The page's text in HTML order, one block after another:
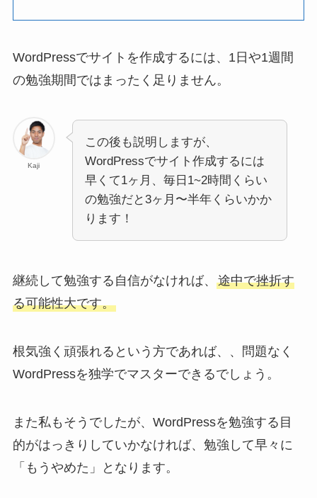
WordPressでサイトを作成するには、1日や1週間
の勉強期間ではまったく足りません。
Kaji
この後も説明しますが、
WordPressでサイト作成するには
早くて1ヶ月、毎日1~2時間くらい
の勉強だと3ヶ月〜半年くらいかか
ります！
継続して勉強する自信がなければ、 途中で挫折す
る可能性大です。
根気強く頑張れるという方であれば、、問題なく
WordPressを独学でマスターできるでしょう。
また私もそうでしたが、WordPressを勉強する目
的がはっきりしていかなければ、勉強して早々に
「もうやめた」となります。